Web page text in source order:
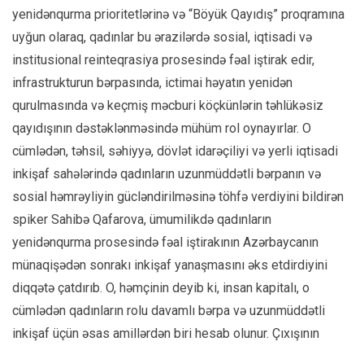
yenidənqurma prioritetlərinə və “Böyük Qayıdış” proqramına
uyğun olaraq, qadınlar bu ərazilərdə sosial, iqtisadi və
institusional reinteqrasiya prosesində fəal iştirak edir,
infrastrukturun bərpasında, ictimai həyatın yenidən
qurulmasında və keçmiş məcburi köçkünlərin təhlükəsiz
qayıdışının dəstəklənməsində mühüm rol oynayırlar. O
cümlədən, təhsil, səhiyyə, dövlət idarəçiliyi və yerli iqtisadi
inkişaf sahələrində qadınların uzunmüddətli bərpanın və
sosial həmrəyliyin gücləndirilməsinə töhfə verdiyini bildirən
spiker Sahibə Qafarova, ümumilikdə qadınların
yenidənqurma prosesində fəal iştirakının Azərbaycanın
münaqişədən sonrakı inkişaf yanaşmasını əks etdirdiyini
diqqətə çatdırıb. O, həmçinin deyib ki, insan kapitalı, o
cümlədən qadınların rolu davamlı bərpa və uzunmüddətli
inkişaf üçün əsas amillərdən biri hesab olunur. Çıxışının